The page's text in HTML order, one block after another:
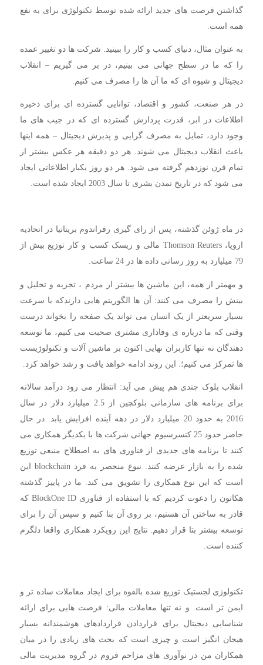
گذاشتن فرصت های جدید ارائه شده توسط تکنولوژی برای به نفع
همه است.
به عنوان مثال، دنیای کسب و کار را ببینید. شرکت ها دو تغییر عمده
را که ما در سطح جهانی می بینیم، در بر می گیریم – انقلاب
دیجیتال و شیوه ای که ما آن ها را مصرف می کنیم.
در هر صنعت، کشور و اقتصاد، توانایی گسترده ای برای ذخیره
اطلاعات در ابر، قدرت پردازش گسترده ای که در جیب های ما
وجود دارد، تمایل به مصرف گرایی و پذیرش دیجیتال – همه اینها
باعث انقلاب دیجیتال می شوند. هر دو دقیقه هر عکس بیشتر از
تمام قرن نوزدهم گرفته می شود. هر دو روز یکبار اطلاعاتی ایجاد
می شود که در تاریخ تمدن بشری تا سال 2003 ایجاد شده است.
در ماه ژوئن گذشته، پس از رای گیری رفراندوم بریتانیا در اتحادیه
اروپا، Thomson Reuters مالی و ریسک کسب و کار توزیع بیش از
79 میلیارد به روز رسانی داده ها در 24 ساعت.
و مهمتر از همه، این ماشین ها بیشتر از مردم ، تجزیه و تحلیل و
بینش را مصرف می کنند: آن ها الگوریتم هایی دارندکه با سرعت
بسیار سریعتر از یک انسان می تواند یک صفحه را بخواند درست
وقتی که ما درباره ی وفاداری مشتری صحبت می کنیم، ما توسعه
دهندگان نه تنها کاربران نهایی اکنون بر ماشین آلات و تکنولوژیست
ها تمرکز می کنیم؛. این روند ادامه خواهد یافت و رشد خواهد کرد.
انقلاب بلوک چندی هم پیش می آید: انتظار می رود درآمد سالانه
برای برنامه های سازمانی بلوکچین از 2.5 میلیارد دلار در سال
2016 به حدود 20 میلیارد دلار در دهه آینده افزایش یابد. در حال
حاضر حدود 25 کنسرسیوم جهانی شرکت ها با یکدیگر همکاری می
کنند تا برنامه های جدیدی از فناوری های به اصطلاح منبعی توزیع
شده را به بازار عرضه کنند. نبوغ منحصر به فرد blockchain این
است که این نوع همکاری را تشویق می کند. ما در پاییز گذشته
هکاتون را دعوت کردیم که با استفاده از فناوری BlockOne ID که
قادر به ساختن آن هستیم، بر روی آن بنا کنیم و سپس آن را برای
توسعه بیشتر بتا قرار دهیم. نتایج این رویکرد همکاری واقعا دلگرم
کننده است.
تکنولوژی لجستیک توزیع شده بالقوه برای ایجاد معاملات ساده تر و
ایمن تر است. و نه تنها معاملات مالی: فرصت هایی برای ارائه
شناسایی دیجیتال برای قراردادن قراردادهای هوشمندانه بسیار
هیجان انگیز است و چیزی است که بحث های زیادی را در میان
همکاران من در نوآوری های مزاحم فروم در گروه مدیریت مالی